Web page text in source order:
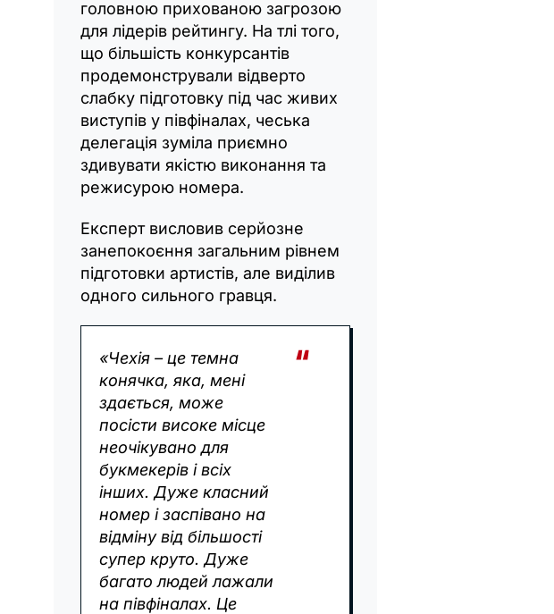
головною прихованою загрозою
для лідерів рейтингу. На тлі того,
що більшість конкурсантів
продемонстрували відверто
слабку підготовку під час живих
виступів у півфіналах, чеська
делегація зуміла приємно
здивувати якістю виконання та
режисурою номера.
Експерт висловив серйозне
занепокоєння загальним рівнем
підготовки артистів, але виділив
одного сильного гравця.
«Чехія – це темна
конячка, яка, мені
здається, може
посісти високе місце
неочікувано для
букмекерів і всіх
інших. Дуже класний
номер і заспівано на
відміну від більшості
супер круто. Дуже
багато людей лажали
на півфіналах. Це